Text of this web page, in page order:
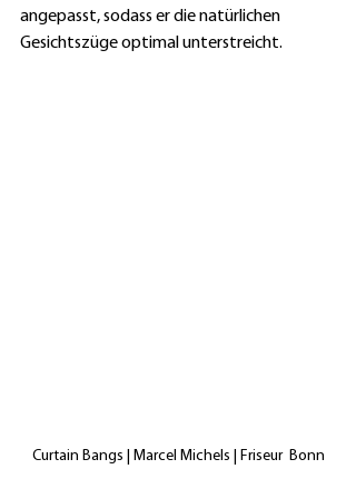
angepasst, sodass er die natürlichen
Gesichtszüge optimal unterstreicht.
Curtain Bangs | Marcel Michels | Friseur  Bonn